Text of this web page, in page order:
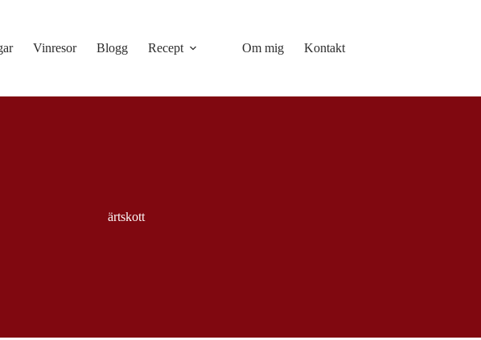
Vinresor Blogg Recept Om mig Kontakt
ärtskott